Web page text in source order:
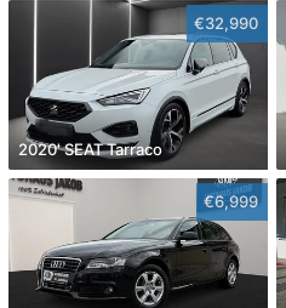
€32,990
2020' SEAT Tarraco
€6,999